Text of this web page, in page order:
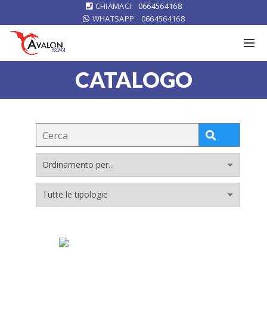
CHIAMACI:
0664564168
WHATSAPP:
0664564168
CATALOGO